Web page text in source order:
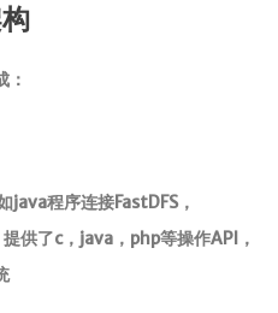
：
java程序连接FastDFS，
供了c，java，php等操作API，